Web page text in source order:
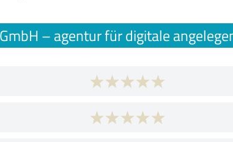
– agentur für digitale